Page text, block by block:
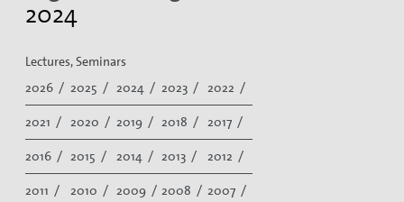
2024
Lectures, Seminars
2026 / 2025 / 2024 / 2023 / 2022 /
2021 / 2020 / 2019 / 2018 / 2017 /
2016 / 2015 / 2014 / 2013 / 2012 /
2011 / 2010 / 2009 / 2008 / 2007 /